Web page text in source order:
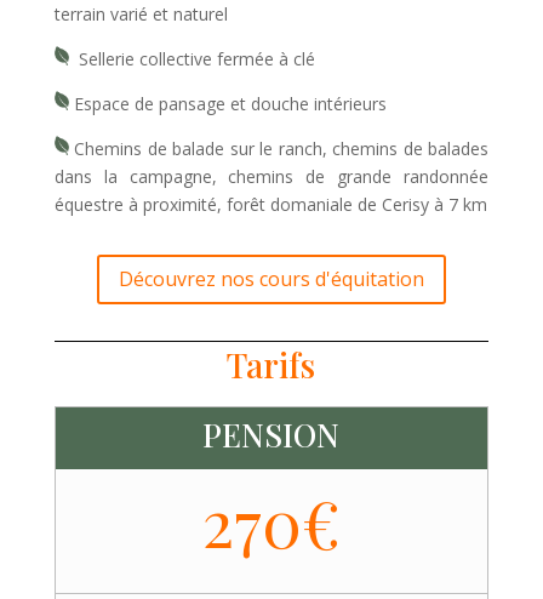
terrain varié et naturel
Sellerie collective fermée à clé
Espace de pansage et douche intérieurs
Chemins de balade sur le ranch, chemins de balades
dans la campagne, chemins de grande randonnée
équestre à proximité, forêt domaniale de Cerisy à 7 km
Découvrez nos cours d'équitation
Tarifs
PENSION
270€